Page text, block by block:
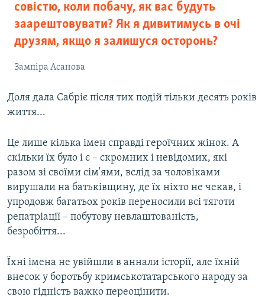
совістю, коли побачу, як вас будуть
заарештовувати? Як я дивитимусь в очі
друзям, якщо я залишуся осторонь?
Зампіра Асанова
Доля дала Сабріє після тих подій тільки десять років
життя...
Це лише кілька імен справді героїчних жінок. А
скільки їх було і є – скромних і невідомих, які
разом зі своїми сім'ями, вслід за чоловіками
вирушали на батьківщину, де їх ніхто не чекав, і
упродовж багатьох років переносили всі тяготи
репатріації – побутову невлаштованість,
безробіття...
Їхні імена не увійшли в аннали історії, але їхній
внесок у боротьбу кримськотатарського народу за
свою гідність важко переоцінити.